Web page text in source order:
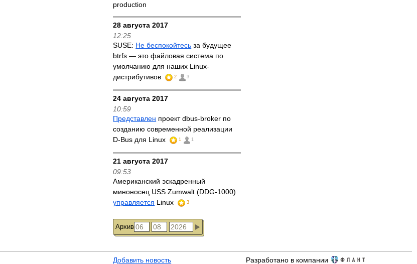
production
28 августа 2017
12:25
SUSE: Не беспокойтесь за будущее
btrfs — это файловая система по
умолчанию для наших Linux-
дистрибутивов
2 3
24 августа 2017
10:59
Представлен проект dbus-broker по
созданию современной реализации
D-Bus для Linux
1 1
21 августа 2017
09:53
Американский эскадренный
миноносец USS Zumwalt (DDG-1000)
управляется Linux 3
Архив
Добавить новость Разработано в компании